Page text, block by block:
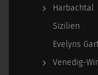
Harbachtal
Sizilien
Evelyns
Venedig-